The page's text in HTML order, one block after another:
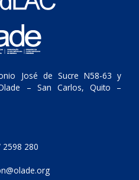
José de Sucre N58-63 y
– San Carlos, Quito –
280